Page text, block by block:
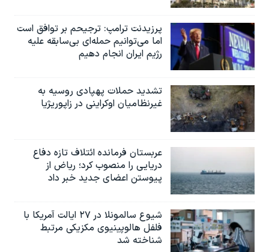
پرزیدنت ترامپ: ترجیحم بر توافق است
اما می‌توانیم حمله‌ای بی‌سابقه علیه
رژیم ایران انجام دهیم
تشدید حملات پهپادی روسیه به
غیرنظامیان اوکراینی در زاپوریژیا
عربستان فرمانده ائتلاف تازه دفاع
دریایی را منصوب کرد؛ ریاض از
پیوستن اعضای جدید خبر داد
شیوع سالمونلا در ۲۷ ایالت آمریکا با
فلفل هالوپینیوی مکزیکی مرتبط
شناخته شد